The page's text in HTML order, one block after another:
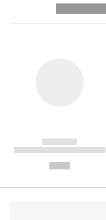
------------
----------- ----------- --------